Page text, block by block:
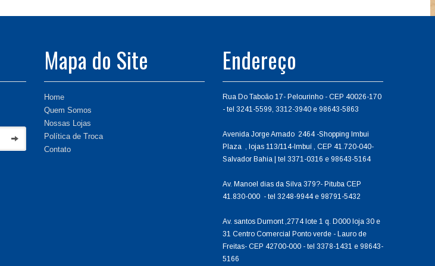
Mapa do Site
Home
Quem Somos
Nossas Lojas
Política de Troca
Contato
Endereço
Rua Do Taboão 17- Pelourinho - CEP 40026-170
- tel 3241-5599, 3312-3940 e 98643-5863
Avenida Jorge Amado 2464 -Shopping Imbui
Plaza , lojas 113/114-Imbuí , CEP 41.720-040-
Salvador Bahia | tel 3371-0316 e 98643-5164
Av. Manoel dias da Silva 379?- Pituba CEP
41.830-000 - tel 3248-9944 e 98791-5432
Av. santos Dumont ,2774 lote 1 q. D000 loja 30 e
31 Centro Comercial Ponto verde - Lauro de
Freitas- CEP 42700-000 - tel 3378-1431 e 98643-
5166